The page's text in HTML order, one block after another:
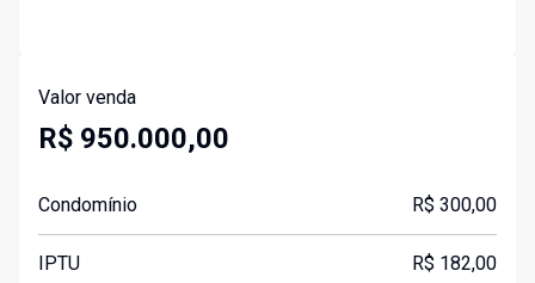
Valor venda
R$ 950.000,00
Condomínio R$ 300,00
IPTU R$ 182,00